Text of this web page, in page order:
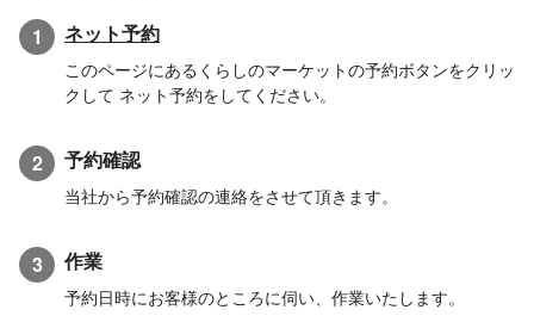
1 ネット予約
このページにあるくらしのマーケットの予約ボタンをクリッ
クして ネット予約をしてください。
2 予約確認
当社から予約確認の連絡をさせて頂きます。
3 作業
予約日時にお客様のところに伺い、作業いたします。